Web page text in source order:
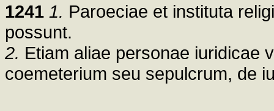
1241 1. Paroeciae et instituta
possunt.
2. Etiam aliae personae iuridicae
coemeterium seu sepulcrum, de